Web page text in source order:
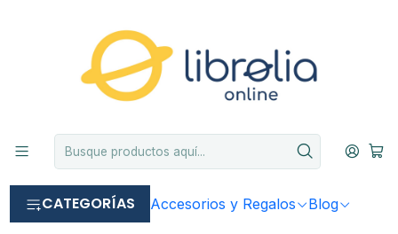
CATEGORÍAS Accesorios y Regalos Blog